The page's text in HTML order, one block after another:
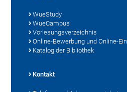
WueStudy
WueCampus
Vorlesungsverzeichnis
Online-Bewerbung und Online-
Katalog der Bibliothek
Kontakt